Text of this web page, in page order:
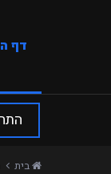
דף
בית